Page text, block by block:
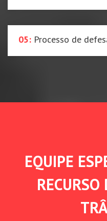
05: Processo de
EQUIPE